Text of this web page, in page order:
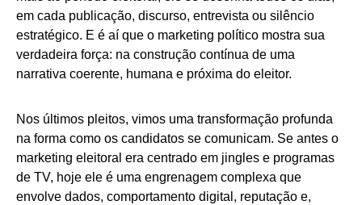
em cada publicação, discurso, entrevista ou silêncio
estratégico. E é aí que o marketing político mostra sua
verdadeira força: na construção contínua de uma
narrativa coerente, humana e próxima do eleitor.
Nos últimos pleitos, vimos uma transformação profunda
na forma como os candidatos se comunicam. Se antes o
marketing eleitoral era centrado em jingles e programas
de TV, hoje ele é uma engrenagem complexa que
envolve dados, comportamento digital, reputação e,